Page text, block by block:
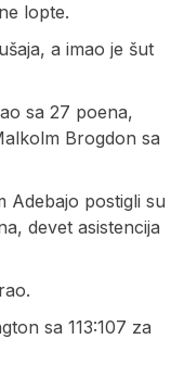
lopte.
a imao je šut
sa 27 poena,
Brogdon sa
Adebajo postigli su
devet asistencija
sa 113:107 za